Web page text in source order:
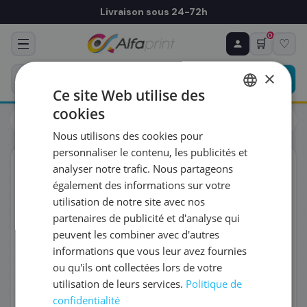
Livraison sous 24-72h
🛒
0
♡
Toners
Canon
ORIGINAL
♻ COMMANDE RÉCURRENTE
Prévoyez & économisez
Programmez votre prochain achat — notre équipe
vous prépare un devis personnalisé
RÉFÉRENCE DU PRODUIT
FRÉQUENCE
QUANTITÉ PAR LIVRAISON
DATE DE PREMIÈRE LIVRAISON SOUHAITÉE
×
Ce site Web utilise des
cookies
Nous utilisons des cookies pour
personnaliser le contenu, les publicités et
analyser notre trafic. Nous partageons
également des informations sur votre
utilisation de notre site avec nos
partenaires de publicité et d'analyse qui
peuvent les combiner avec d'autres
informations que vous leur avez fournies
ou qu'ils ont collectées lors de votre
utilisation de leurs services. Politique de
confidentialité